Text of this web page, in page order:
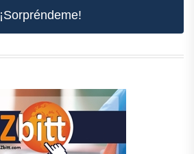
¡Sorpréndeme!